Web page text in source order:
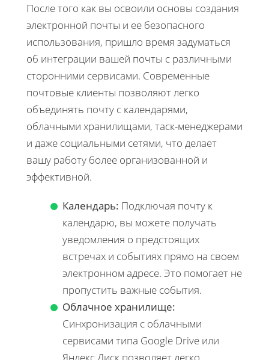
После того как вы освоили основы создания
электронной почты и ее безопасного
использования, пришло время задуматься
об интеграции вашей почты с различными
сторонними сервисами. Современные
почтовые клиенты позволяют легко
объединять почту с календарями,
облачными хранилищами, таск-менеджерами
и даже социальными сетями, что делает
вашу работу более организованной и
эффективной.
Календарь: Подключая почту к
календарю, вы можете получать
уведомления о предстоящих
встречах и событиях прямо на своем
электронном адресе. Это помогает не
пропустить важные события.
Облачное хранилище:
Синхронизация с облачными
сервисами типа Google Drive или
Яндекс.Диск позволяет легко